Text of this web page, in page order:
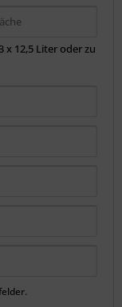
x 12,5 Liter oder zu